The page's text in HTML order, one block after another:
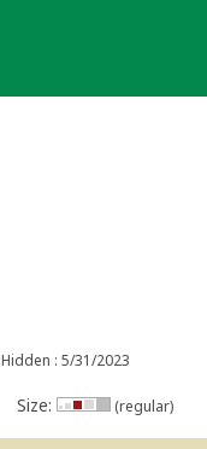
Hidden : 5/31/2023
Size: (regular)